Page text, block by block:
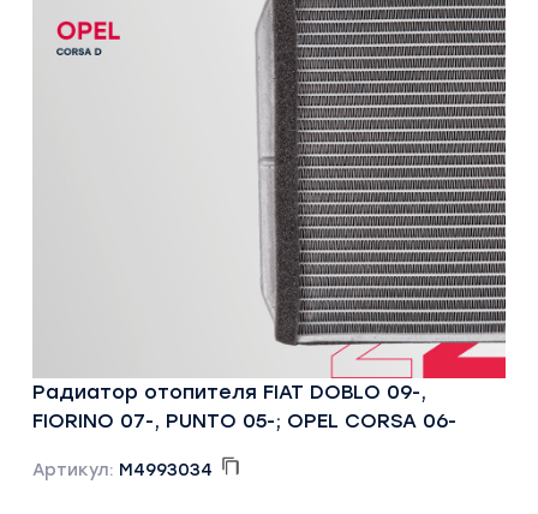
Радиатор отопителя FIAT DOBLO 09-,
FIORINO 07-, PUNTO 05-; OPEL CORSA 06-
Артикул: M4993034